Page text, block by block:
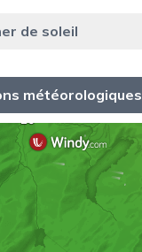
de soleil
météorologiques